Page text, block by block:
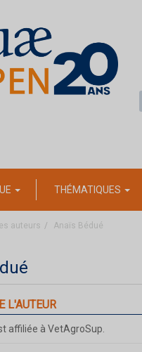
THÉMATIQUES
auteurs Anaïs Bédué
L'AUTEUR
affiliée à VetAgroSup.